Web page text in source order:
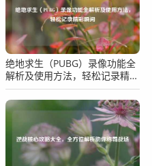
绝地求生（PUBG）录像功能全
解析及使用方法，轻松记录精彩
瞬间